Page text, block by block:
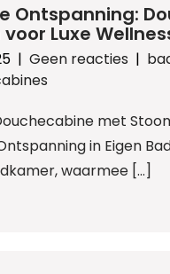
Ontspanning:
Luxe
|Geen reacties |
met
in Eigen
waarmee […]